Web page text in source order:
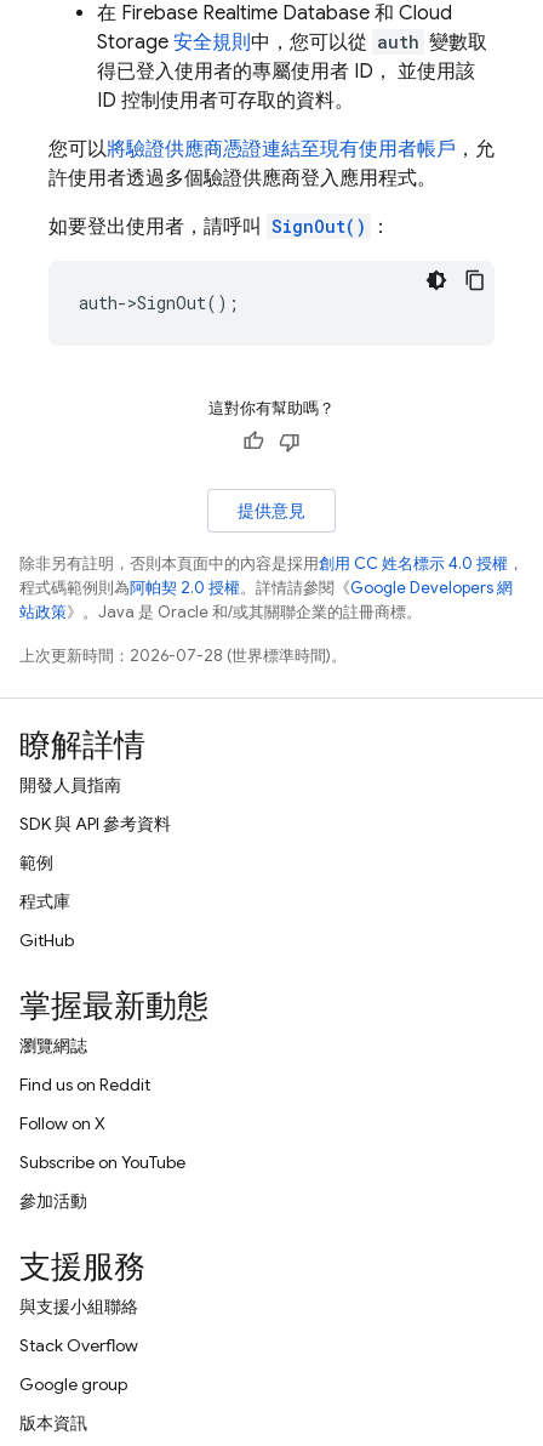
在 Firebase Realtime Database 和 Cloud
Storage 安全規則中，您可以從 auth 變數取
得已登入使用者的專屬使用者 ID， 並使用該
ID 控制使用者可存取的資料。
您可以將驗證供應商憑證連結至現有使用者帳戶 ，允
許使用者透過多個驗證供應商登入應用程式。
如要登出使用者，請呼叫 SignOut() ：
auth->SignOut();
這對你有幫助嗎？
提供意見
除非另有註明，否則本頁面中的內容是採用創用 CC 姓名標示 4.0 授權 ，
程式碼範例則為阿帕契 2.0 授權。詳情請參閱《Google Developers 網
站政策》。Java 是 Oracle 和/或其關聯企業的註冊商標。
上次更新時間：2026-07-28 (世界標準時間)。
瞭解詳情
開發人員指南
SDK 與 API 參考資料
範例
程式庫
GitHub
掌握最新動態
瀏覽網誌
Find us on Reddit
Follow on X
Subscribe on YouTube
參加活動
支援服務
與支援小組聯絡
Stack Overflow
Google group
版本資訊